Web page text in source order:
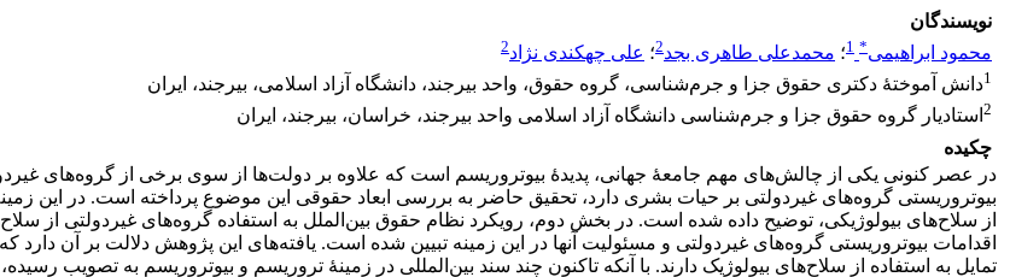
نویسندگان
محمود ابراهیمی*
1؛ محمدعلی طاهری بجد2؛ علی چهکندی نژاد2
1دانش آموختۀ دکتری حقوق جزا و جرم‌شناسی، گروه حقوق، واحد بیرجند، دانشگاه آزاد اسلامی، بیرجند، ایران
2 استادیار گروه حقوق جزا و جرم‌شناسی دانشگاه آزاد اسلامی واحد بیرجند، خراسان، بیرجند، ایران
چکیده
در عصر کنونی یکی از چالش‌های مهم جامعۀ جهانی، پدیدۀ بیوتروریسم است که علاوه بر دولت‌ها از سوی برخی از گروه‌های
بیوتروریستی گروه‌های غیردولتی بر حیات بشری دارد، تحقیق حاضر به بررسی ابعاد حقوقی این موضوع پرداخته است. در این
از سلاح‌های بیولوژیکی، توضیح داده شده است. در بخش دوم، رویکرد نظام حقوق بین‌الملل به استفاده گروه‌های غیردولتی از
اقدامات بیوتروریستی گروه‌های غیردولتی و مسئولیت آنها در این زمینه تبیین شده است. یافته‌های این پژوهش دلالت بر آن دارد
تمایل به استفاده از سلاح‌های بیولوژیک دارند. با آنکه تاکنون چند سند بین‌المللی در زمینۀ تروریسم و بیوتروریسم به تصویب